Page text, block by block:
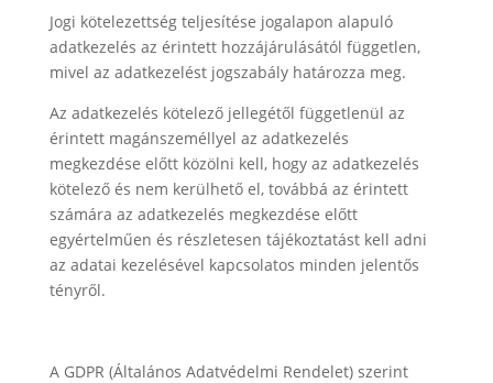
Jogi kötelezettség teljesítése jogalapon alapuló
adatkezelés az érintett hozzájárulásától független,
mivel az adatkezelést jogszabály határozza meg.
Az adatkezelés kötelező jellegétől függetlenül az
érintett magánszeméllyel az adatkezelés
megkezdése előtt közölni kell, hogy az adatkezelés
kötelező és nem kerülhető el, továbbá az érintett
számára az adatkezelés megkezdése előtt
egyértelműen és részletesen tájékoztatást kell adni
az adatai kezelésével kapcsolatos minden jelentős
tényről.
A GDPR (Általános Adatvédelmi Rendelet) szerint